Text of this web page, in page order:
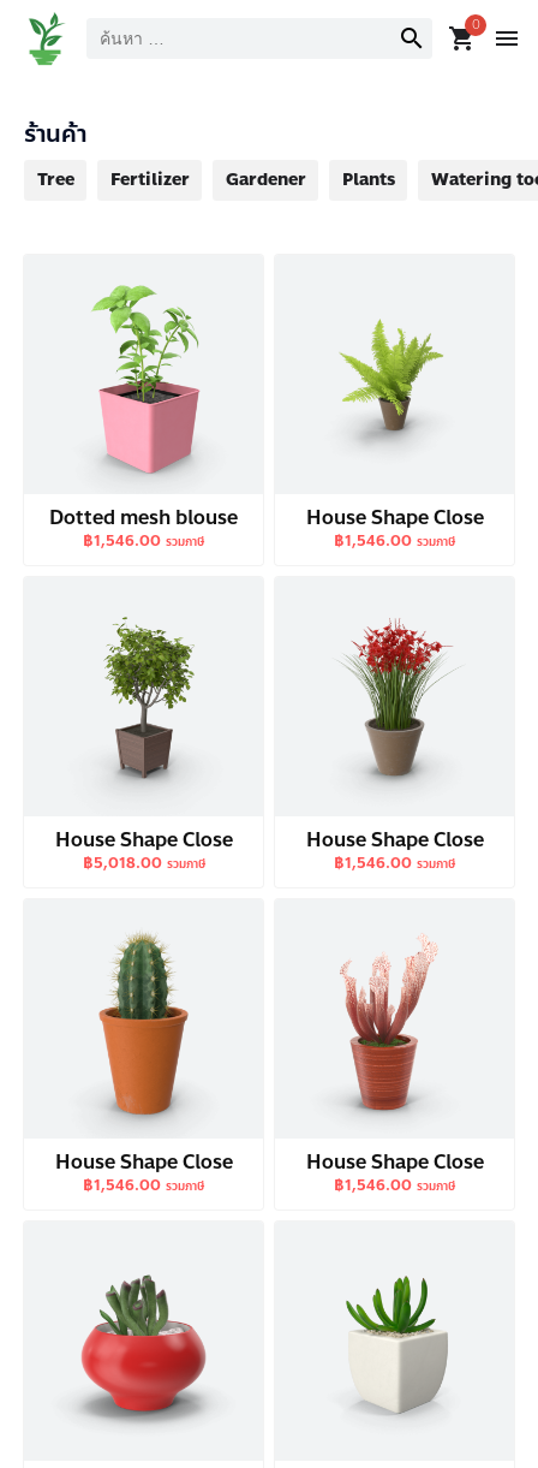
search shopping_cart0 menu
ร้านค้า
Tree Fertilizer Gardener Plants Watering
Dotted mesh blouse
฿1,546.00 รวมภาษี
House Shape Close
฿1,546.00 รวมภาษี
House Shape Close
฿5,018.00 รวมภาษี
House Shape Close
฿1,546.00 รวมภาษี
House Shape Close
฿1,546.00 รวมภาษี
House Shape Close
฿1,546.00 รวมภาษี